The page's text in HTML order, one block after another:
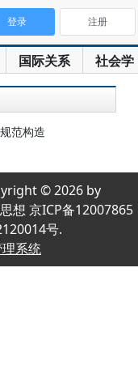
国际关系 社会学
登录 注册
范构造
© 2026 by
想 京ICP备12007865
号.
系统